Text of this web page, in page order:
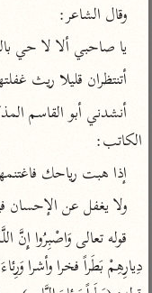
اشترك لتصلك أخبار
راسلنا
وقال الشاعر:
يا صاحبي ألا لا حي
أتنتظران قليلا ريث
الكاتب:
إذا هبت رياحك
ولا يغفل عن